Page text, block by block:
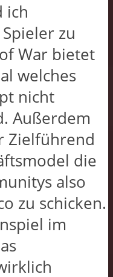
ich
zu
War bietet
welches
nicht
Außerdem
Zielführend
die
also
zu schicken.
im